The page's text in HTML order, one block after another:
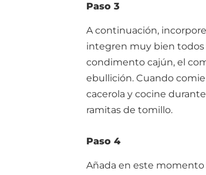
Paso 3
A continuación,
integren muy bien todos
condimento cajún, el
ebullición. Cuando
cacerola y cocine
ramitas de tomillo.
Paso 4
Añada en este momento